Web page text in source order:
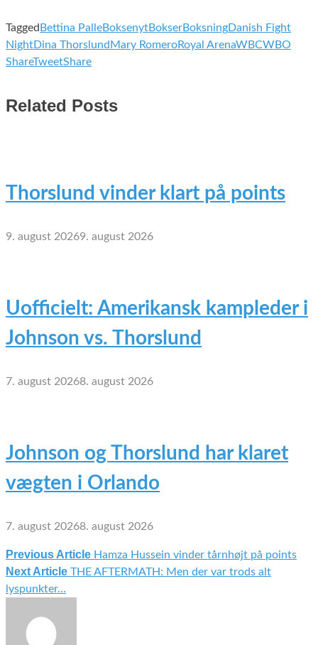
Tagged Bettina PalleBoksenytBokserBoksningDanish Fight
NightDina Thorslund Mary RomeroRoyal ArenaWBCWBO
ShareTweetShare
Related Posts
Thorslund vinder klart på points
9. august 20269. august 2026
Uofficielt: Amerikansk kampleder i
Johnson vs. Thorslund
7. august 20268. august 2026
Johnson og Thorslund har klaret
vægten i Orlando
7. august 20268. august 2026
Indlægsnavigation
Previous Article Hamza Hussein vinder tårnhøjt på points
Next Article THE AFTERMATH: Men der var trods alt
lyspunkter…